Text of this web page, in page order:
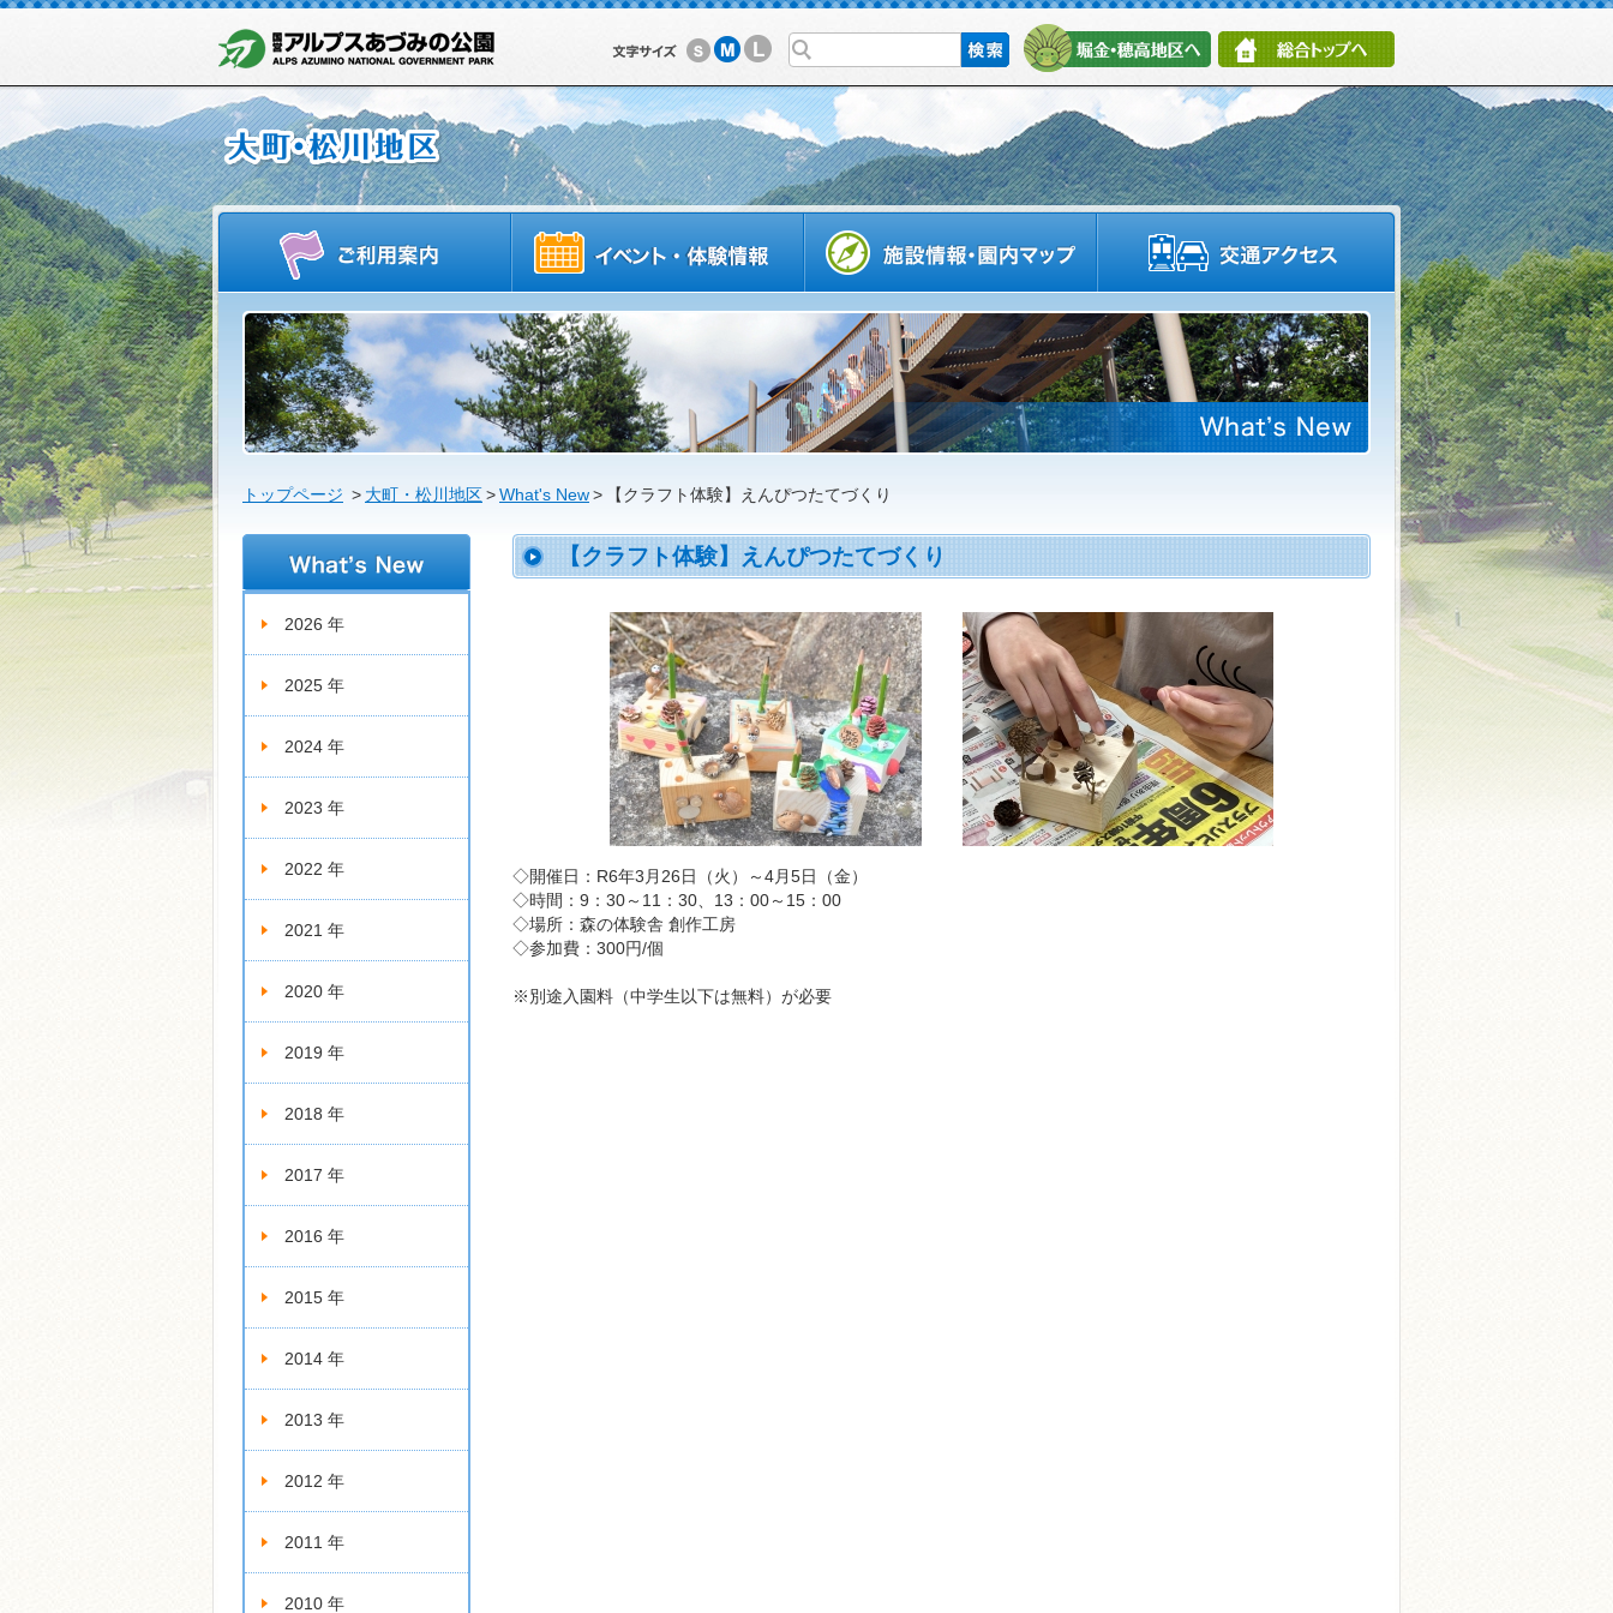
S M
堀金・穂高地区へ
交通アクセス
トップページ > 大町・松川地区>What's New> 【クラフト体験】えんぴつたてづくり
【クラフト体験】えんぴつたてづくり
◇開催日：R6年3月26日（火）～4月5日（金）
◇時間：9：30～11：30、13：00～15：00
◇場所：森の体験舎 創作工房
◇参加費：300円/個
※別途入園料（中学生以下は無料）が必要
新着情報
2026 年
2025 年
2024 年
2023 年
2022 年
2021 年
2020 年
2019 年
2018 年
2017 年
2016 年
2015 年
2014 年
2013 年
2012 年
2011 年
2010 年